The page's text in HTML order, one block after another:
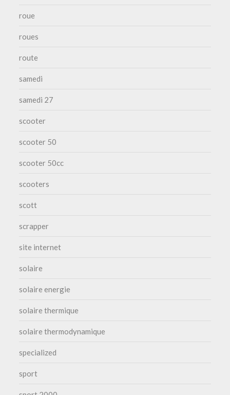
roue
roues
route
samedi
samedi 27
scooter
scooter 50
scooter 50cc
scooters
scott
scrapper
site internet
solaire
solaire energie
solaire thermique
solaire thermodynamique
specialized
sport